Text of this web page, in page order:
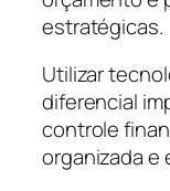
estratégicas.
Utilizar
diferencial
controle
organizada e